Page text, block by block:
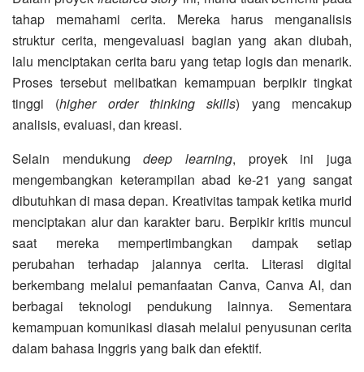
tahap memahami cerita. Mereka harus menganalisis
struktur cerita, mengevaluasi bagian yang akan diubah,
lalu menciptakan cerita baru yang tetap logis dan menarik.
Proses tersebut melibatkan kemampuan berpikir tingkat
tinggi (higher order thinking skills) yang mencakup
analisis, evaluasi, dan kreasi.
Selain mendukungdeep learning, proyek ini juga
mengembangkan keterampilan abad ke-21 yang sangat
dibutuhkan di masa depan. Kreativitas tampak ketika murid
menciptakan alur dan karakter baru. Berpikir kritis muncul
saat mereka mempertimbangkan dampak setiap
perubahan terhadap jalannya cerita. Literasi digital
berkembang melalui pemanfaatan Canva, Canva AI, dan
berbagai teknologi pendukung lainnya. Sementara
kemampuan komunikasi diasah melalui penyusunan cerita
dalam bahasa Inggris yang baik dan efektif.